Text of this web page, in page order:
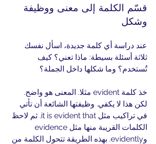
قسّم الكلمة إلى معنى ووظيفة
وشكل
عند دراسة أي كلمة جديدة، اسأل نفسك
ثلاثة أسئلة بسيطة: ماذا تعني؟ كيف
تُستخدم؟ وما شكلها داخل الجملة؟
خذ كلمة evident مثلا. المعنى هو واضح.
لكن هذا لا يكفي. وظيفتها الشائعة أن تأتي
في تراكيب مثل it is evident that. ثم لاحظ
وevidently. بهذه الطريقة تتحول الكلمة من